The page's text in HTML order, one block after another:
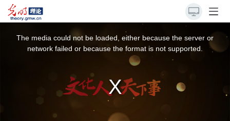
The media could not be loaded, either because the server or
network failed or because the format is not supported.